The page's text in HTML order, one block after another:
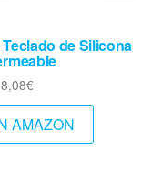
de Silicona
€
AMAZON